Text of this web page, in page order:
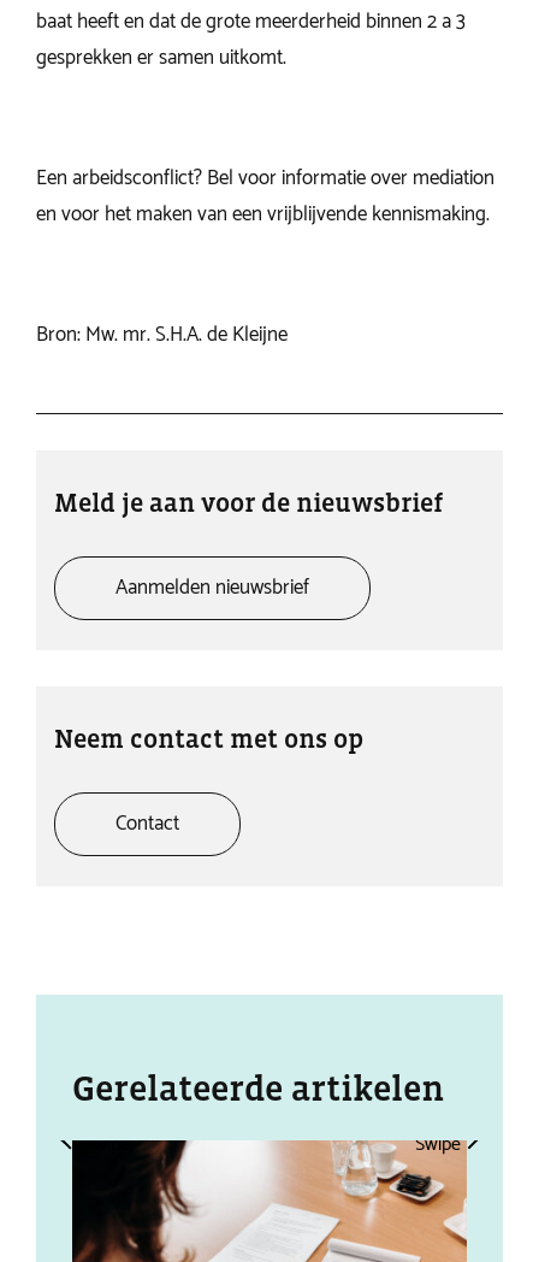
Meld je aan voor de nieuwsbrief
Aanmelden nieuwsbrief
Neem contact met ons op
Contact
baat heeft en dat de grote meerderheid binnen 2 a 3
gesprekken er samen uitkomt.
Een arbeidsconflict? Bel voor informatie over mediation
en voor het maken van een vrijblijvende kennismaking.
Bron: Mw. mr. S.H.A. de Kleijne
Gerelateerde artikelen
Swipe Swipe